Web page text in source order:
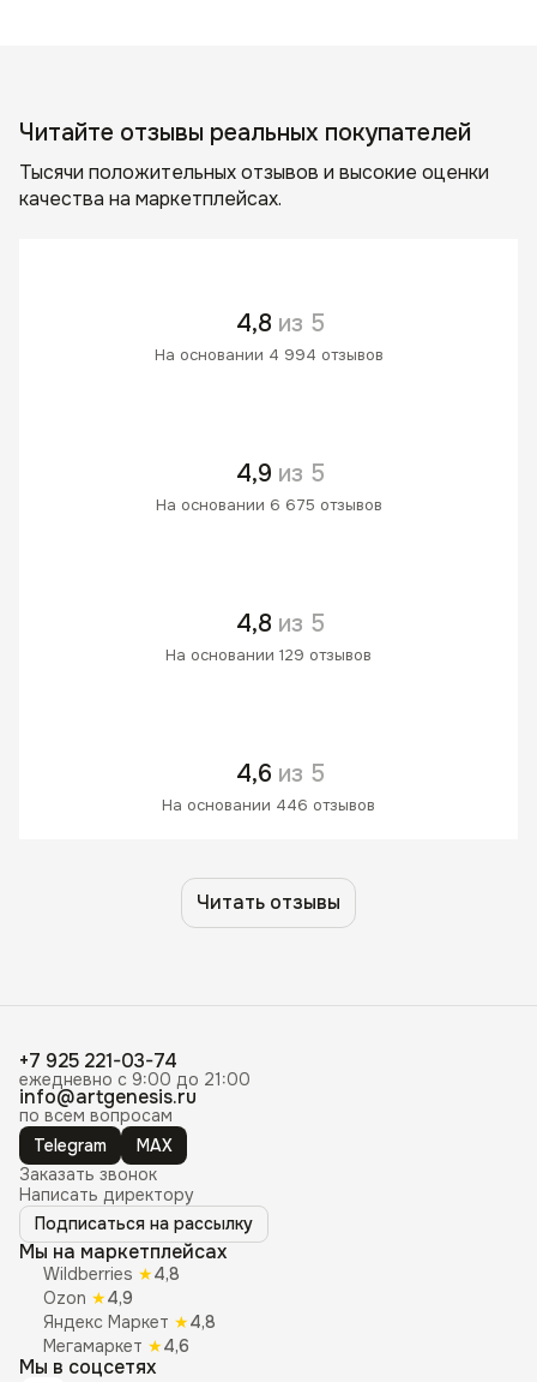
Читайте отзывы реальных покупателей
Тысячи положительных отзывов и высокие оценки
качества на маркетплейсах.
4,8 из 5
На основании 4 994 отзывов
4,9 из 5
На основании 6 675 отзывов
4,8 из 5
На основании 129 отзывов
4,6 из 5
На основании 446 отзывов
Читать отзывы
+7 925 221-03-74
ежедневно с 9:00 до 21:00
info@artgenesis.ru
по всем вопросам
Telegram
MAX
Заказать звонок
Написать директору
Подписаться на рассылку
Мы на маркетплейсах
Wildberries ★4,8
Ozon ★4,9
Яндекс Маркет ★4,8
Мегамаркет ★4,6
Мы в соцсетях